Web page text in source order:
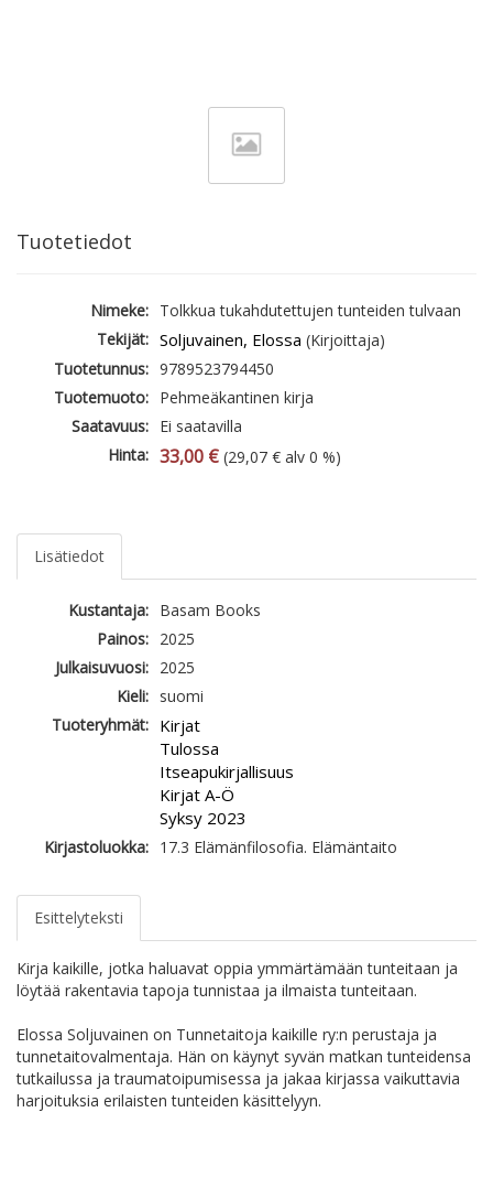
Tuotetiedot
Nimeke: Tolkkua tukahdutettujen tunteiden tulvaan
Tekijät: Soljuvainen, Elossa (Kirjoittaja)
Tuotetunnus: 9789523794450
Tuotemuoto: Pehmeäkantinen kirja
Saatavuus: Ei saatavilla
Hinta: 33,00 € (29,07 € alv 0 %)
Lisätiedot
Kustantaja: Basam Books
Painos: 2025
Julkaisuvuosi: 2025
Kieli: suomi
Tuoteryhmät: Kirjat
Tulossa
Itseapukirjallisuus
Kirjat A-Ö
Syksy 2023
Kirjastoluokka: 17.3 Elämänfilosofia. Elämäntaito
Esittelyteksti
Kirja kaikille, jotka haluavat oppia ymmärtämään tunteitaan ja
löytää rakentavia tapoja tunnistaa ja ilmaista tunteitaan.
Elossa Soljuvainen on Tunnetaitoja kaikille ry:n perustaja ja
tunnetaitovalmentaja. Hän on käynyt syvän matkan tunteidensa
tutkailussa ja traumatoipumisessa ja jakaa kirjassa vaikuttavia
harjoituksia erilaisten tunteiden käsittelyyn.